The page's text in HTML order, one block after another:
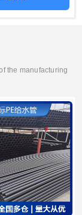
the manufacturing